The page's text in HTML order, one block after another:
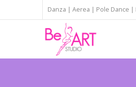
Danza | Aerea | Pole Dance |